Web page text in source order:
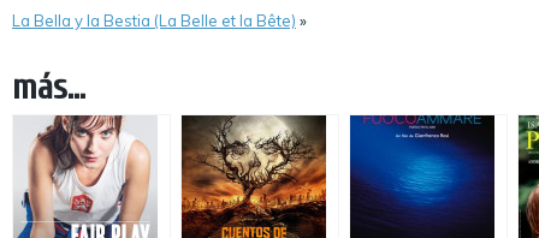
La Bella y la Bestia (La Belle et la Bête) »
más...